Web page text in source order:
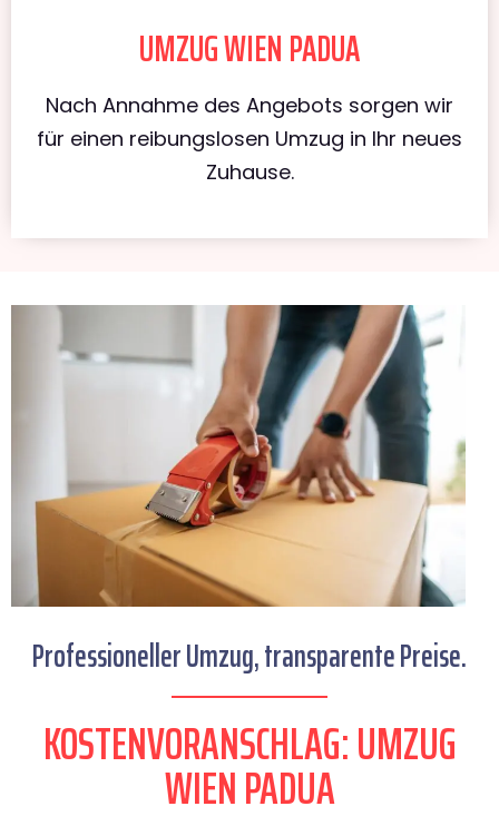
UMZUG WIEN PADUA
Nach Annahme des Angebots sorgen wir
für einen reibungslosen Umzug in Ihr neues
Zuhause.
Professioneller Umzug, transparente Preise.
KOSTENVORANSCHLAG: UMZUG
WIEN PADUA